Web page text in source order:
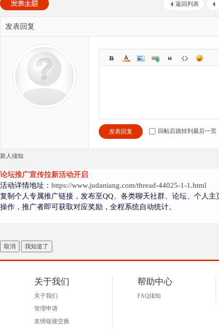
返回列表
发表回复
发表回复 回帖后跳转到最后一页
新人须知
论坛推广宣传拉新活动开启
活动详情地址： https://www.judaniang.com/thread-44025-1-1.html
复制个人专属推广链接，发布至QQ、各类聊天社群、论坛、个人
操作，推广者即可获取对应奖励，全程系统自动统计。
取消 我知道了
关于我们
关于我们
管理申请
友情链接交换
帮助中心
FAQ须知